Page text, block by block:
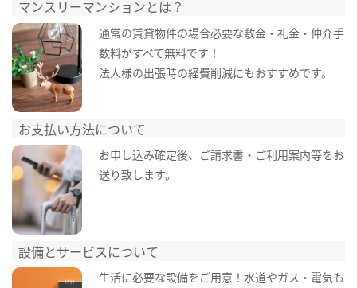
マンスリーマンションとは？
通常の賃貸物件の場合必要な敷金・礼金・仲介手
数料がすべて無料です！
法人様の出張時の経費削減にもおすすめです。
お支払い方法について
お申し込み確定後、ご請求書・ご利用案内等をお
送り致します。
設備とサービスについて
生活に必要な設備をご用意！水道やガス・電気も